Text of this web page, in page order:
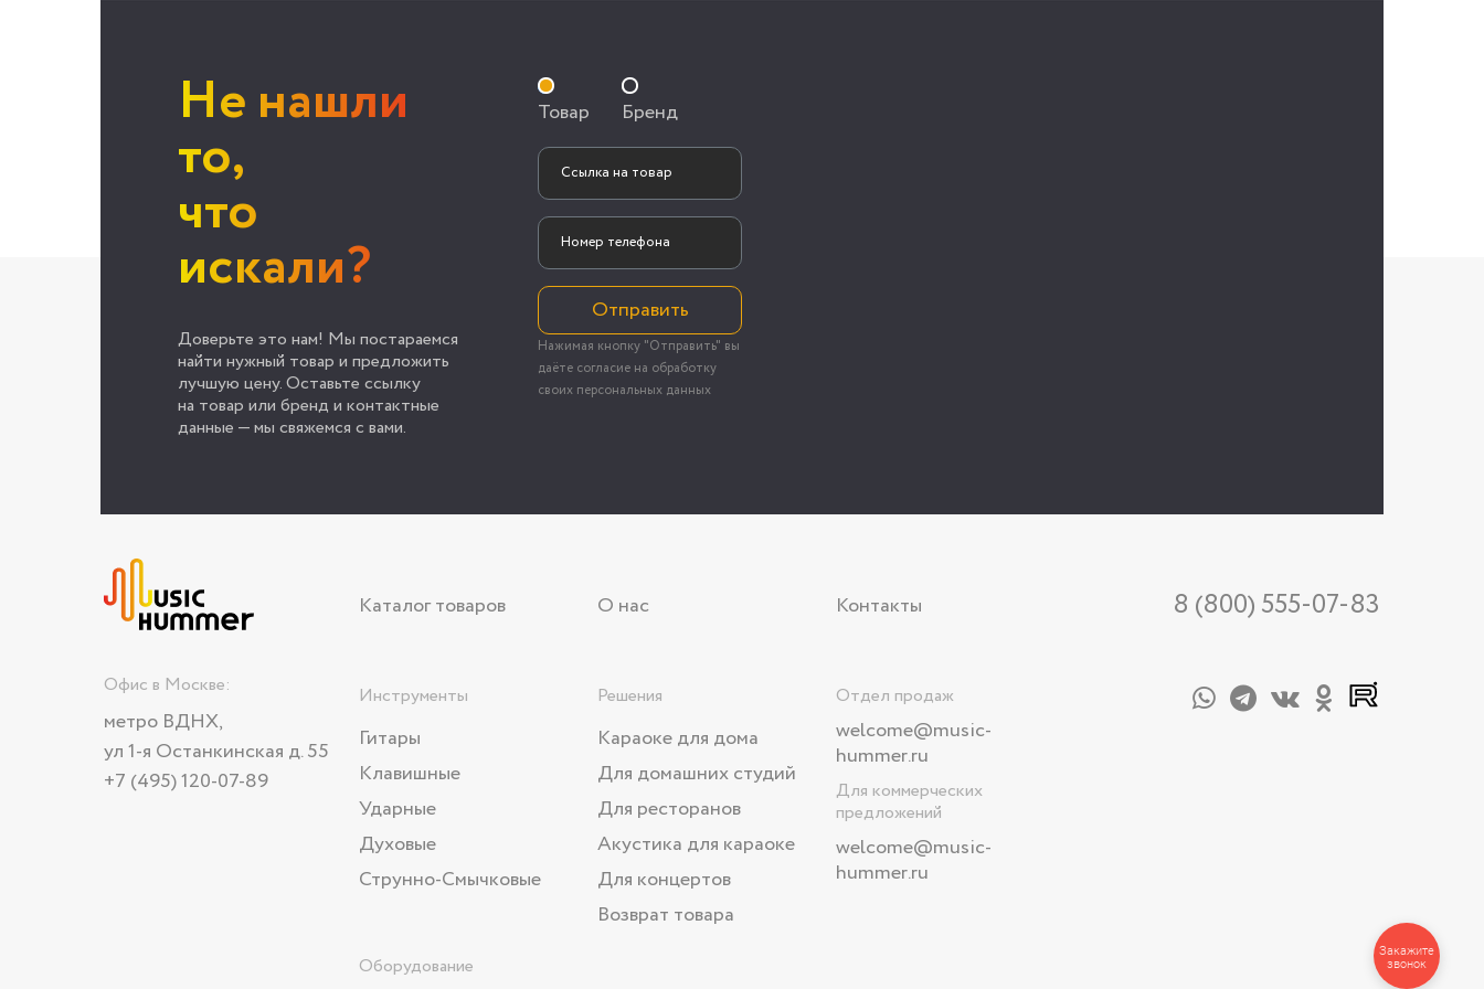
Не нашли
то,
что
искали?
Доверьте это нам! Мы постараемся
найти нужный товар и предложить
лучшую цену. Оставьте ссылку
на товар или бренд и контактные
данные — мы свяжемся с вами.
Товар Бренд
Отправить
Нажимая кнопку "Отправить" вы
даёте согласие на обработку
своих персональных данных
Каталог товаров О нас Контакты 8 (800) 555-07-83
Инструменты
Гитары
Клавишные
Ударные
Духовые
Струнно-Смычковые
Оборудование
Решения
Караоке для дома
Для домашних студий
Для ресторанов
Акустика для караоке
Для концертов
Возврат товара
Отдел продаж
welcome@music-
hummer.ru
Для коммерческих
предложений
welcome@music-
hummer.ru
Офис в Москве:
метро ВДНХ,
ул 1-я Останкинская д. 55
+7 (495) 120-07-89
Закажите